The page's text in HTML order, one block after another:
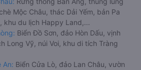
Mộc Châu, thác Dải Yếm, bản Pa
khu du lịch Happy Land,...
Biển Đồ Sơn, đảo Hòn Dấu, vịnh
Long Vỹ, núi Voi, khu di tích Tràng
An: Biển Cửa Lò, đảo Lan Châu, vườn